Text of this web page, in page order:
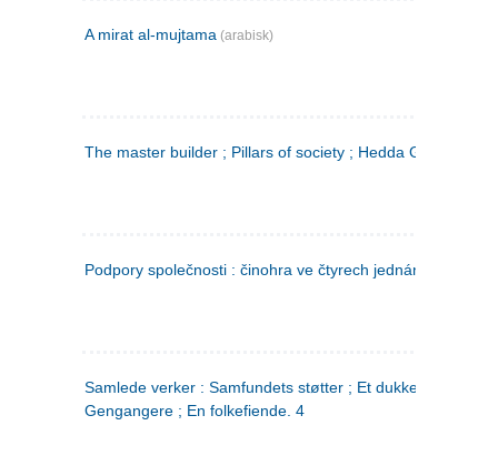
A mirat al-mujtama (arabisk)
The master builder ; Pillars of society ; Hedda Gabler
Podpory společnosti : činohra ve čtyrech jednáních
Samlede verker : Samfundets støtter ; Et dukkehjem ;
Gengangere ; En folkefiende. 4